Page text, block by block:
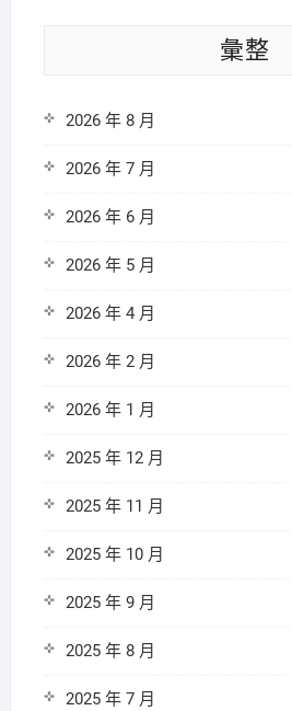
彙整
2026 年 8 月
2026 年 7 月
2026 年 6 月
2026 年 5 月
2026 年 4 月
2026 年 2 月
2026 年 1 月
2025 年 12 月
2025 年 11 月
2025 年 10 月
2025 年 9 月
2025 年 8 月
2025 年 7 月